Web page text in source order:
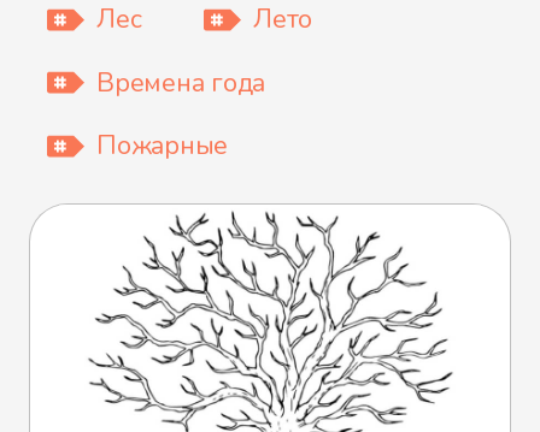
Лес
Лето
Времена года
Пожарные